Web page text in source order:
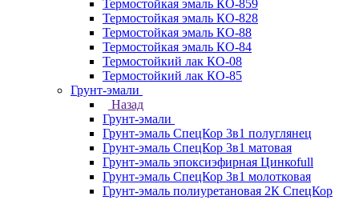
Термостойкая эмаль КО-859
Термостойкая эмаль КО-828
Термостойкая эмаль КО-88
Термостойкая эмаль КО-84
Термостойкий лак КО-08
Термостойкий лак КО-85
Грунт-эмали
Назад
Грунт-эмали
Грунт-эмаль СпецКор 3в1 полуглянец
Грунт-эмаль СпецКор 3в1 матовая
Грунт-эмаль эпоксиэфирная Цинкоfull
Грунт-эмаль СпецКор 3в1 молотковая
Грунт-эмаль полиуретановая 2К СпецКор